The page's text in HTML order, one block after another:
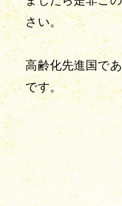
さい。
高齢化先進国で
です。